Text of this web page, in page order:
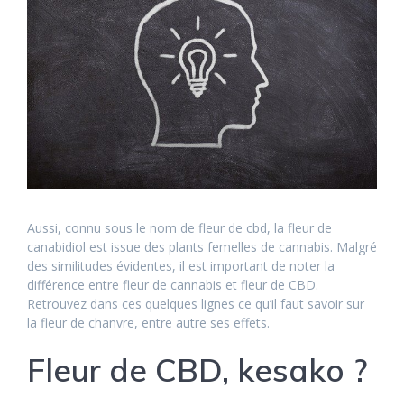
Aussi, connu sous le nom de fleur de cbd, la fleur de
canabidiol est issue des plants femelles de cannabis. Malgré
des similitudes évidentes, il est important de noter la
différence entre fleur de cannabis et fleur de CBD.
Retrouvez dans ces quelques lignes ce qu’il faut savoir sur
la fleur de chanvre, entre autre ses effets.
Fleur de CBD, kesako ?